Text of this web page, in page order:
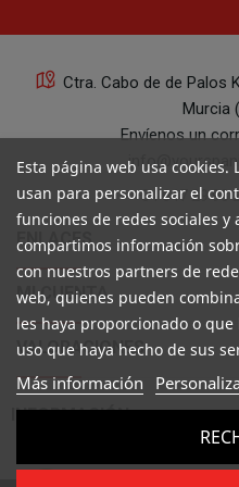
Ctra. Cabo de de Palos
Murcia
Envíenos un
+34 647 29 98
ENLACES
MI CUENTA
VALORACIONES
INFORMACIÓN
Esta página web usa cookies.
usan para personalizar el
funciones de redes sociales y
compartimos información
con nuestros partners de
web, quienes pueden
les haya proporcionado o
uso que haya hecho de sus
Más información